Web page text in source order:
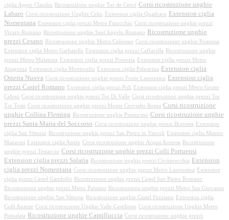
ciglia Appio Claudio
Ricostruzione unghie Tor de Cenci Corsi ricostruzione unghie
Labaro Corsi ricostruzione Unghie Celio Extension ciglia Quadraro
Extension ciglia
Nomentana
Extension ciglia prezzi Metro Finocchio Corsi ricostruzione unghie prezzi
Vivaro Romano
Ricostruzione unghie Sant'Angelo Romano
Ricostruzione unghie
prezzi Cesano
Ricostruzione unghie Metro Colosseo Corsi ricostruzione unghie Pomezia
Extension ciglia Metro Garbatella
Extension ciglia prezzi Caffarella
Ricostruzione unghie
prezzi Metro Malatesta
Extension ciglia prezzi Pomezia
Extension ciglia prezzi Metro
Anagnina
Extension ciglia Montecelio Extension ciglia Palestrina
Extension ciglia
Osteria Nuova Corsi ricostruzione unghie prezzi Fonte Laurentina
Extension ciglia
prezzi Castel Romano
Extension ciglia prezzi Poli
Extension ciglia prezzi Metro Grotte
Celoni Corsi ricostruzione unghie prezzi Tor Di Valle Corsi ricostruzione unghie prezzi Tor
Tre Teste Corsi ricostruzione unghie prezzi Monte Cervialto Roma Corsi ricostruzione
unghie Collina Fleming
Ricostruzione unghie Fiumicino Corsi ricostruzione unghie
prezzi Santa Maria del Soccorso Corsi ricostruzione unghie prezzi Bravetta
Extension
ciglia San Vittorio
Ricostruzione unghie prezzi San Pietro in Vincoli
Extension ciglia Mentro
Manzoni
Extension ciglia Anzio Corsi ricostruzione unghie Acqua Acetosa
Ricostruzione
unghie prezzi Testaccio Corsi ricostruzione unghie prezzi Colli Portuensi
Extension ciglia prezzi Salaria
Ricostruzione unghie prezzi Civitavecchia
Extension
ciglia prezzi Nomentana Corsi ricostruzione unghie prezzi Metro Laurentina
Extension
ciglia prezzi Castel Gandolfo
Ricostruzione unghie prezzi Castel San Pietro Romano
Ricostruzione unghie prezzi Metro Pantano
Ricostruzione unghie prezzi Metro San Giovanni
Ricostruzione unghie San Vittorio
Ricostruzione unghie Castel Porziano
Extension ciglia
Colli Aniene Corsi ricostruzione Unghie Valle Castilione Corsi ricostruzione Unghie Metro
Pietralata
Ricostruzione unghie Camilluccia Corsi ricostruzione unghie prezzi